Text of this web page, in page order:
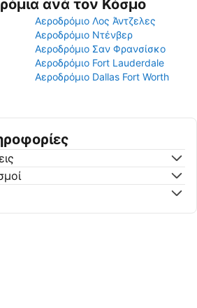
ανά τον Κόσμο
Αεροδρόμιο Λος Άντζελες
Αεροδρόμιο Ντένβερ
Αεροδρόμιο Σαν Φρανσίσκο
Αεροδρόμιο Fort Lauderdale
Αεροδρόμιο Dallas Fort Worth